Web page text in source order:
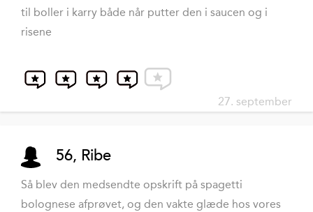
til boller i karry både når putter den i saucen og i
risene
27. september
56, Ribe
Så blev den medsendte opskrift på spagetti
bolognese afprøvet, og den vakte glæde hos vores